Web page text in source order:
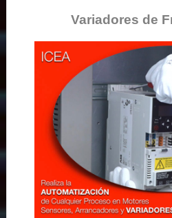
Variadores de